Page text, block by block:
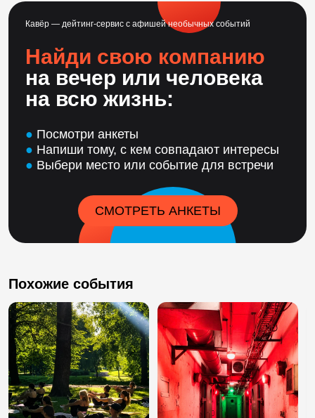
Кавёр — дейтинг-сервис с афишей необычных событий
Найди свою компанию
на вечер или человека
на всю жизнь:
● Посмотри анкеты
● Напиши тому, с кем совпадают интересы
● Выбери место или событие для встречи
СМОТРЕТЬ АНКЕТЫ
Похожие события